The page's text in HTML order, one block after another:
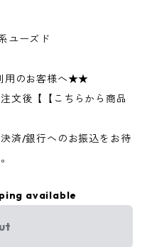
ユーズド
用のお客様へ★★
文後【【こちらから商品
済/銀行へのお振込をお待
available